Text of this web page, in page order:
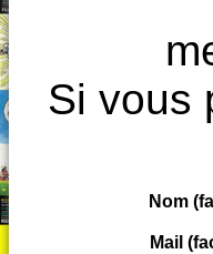
Si vous
Nom
Mail